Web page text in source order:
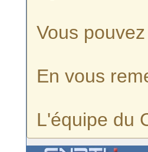
Vous
En vous
L'équipe du